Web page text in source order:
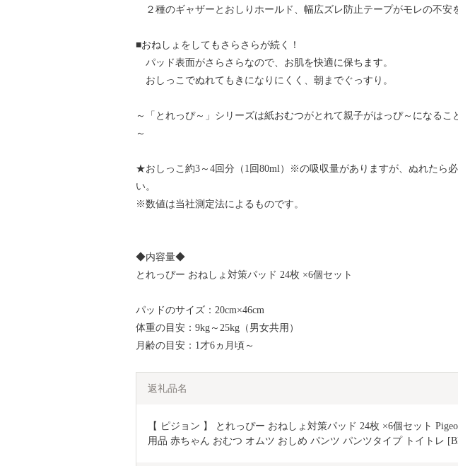
２種のギャザーとおしりホールド、幅広ズレ防止テープがモレの不安
■おねしょをしてもさらさらが続く！
パッド表面がさらさらなので、お肌を快適に保ちます。
おしっこでぬれてもきになりにくく、朝までぐっすり。
～「とれっぴ～」シリーズは紙おむつがとれて親子がはっぴ～になるこ
～
★おしっこ約3～4回分（1回80ml）※の吸収量がありますが、ぬれたら
い。
※数値は当社測定法によるものです。
◆内容量◆
とれっぴー おねしょ対策パッド 24枚 ×6個セット
パッドのサイズ：20cm×46cm
体重の目安：9kg～25kg（男女共用）
月齢の目安：1才6ヵ月頃～
返礼品名
【 ピジョン 】 とれっぴー おねしょ対策パッド 24枚 ×6個セット
用品 赤ちゃん おむつ オムツ おしめ パンツ パンツタイプ トイトレ